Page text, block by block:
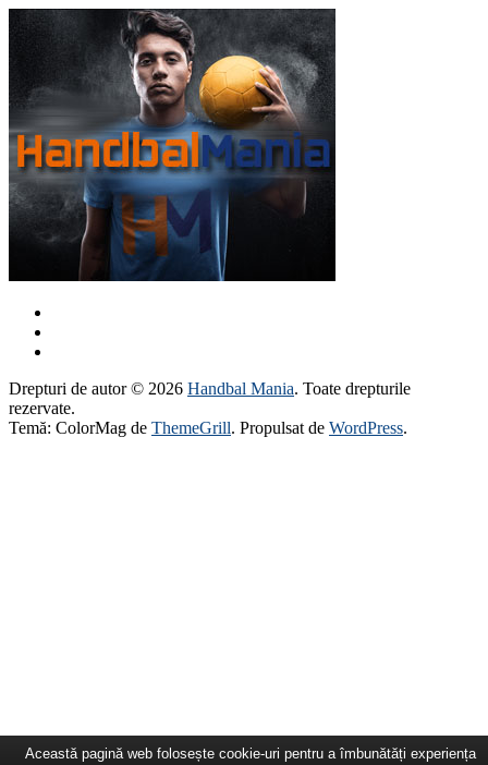
Drepturi de autor © 2026 Handbal Mania. Toate drepturile
rezervate.
Temă: ColorMag de ThemeGrill. Propulsat de WordPress.
Această pagină web folosește cookie-uri pentru a îmbunătăți experiența